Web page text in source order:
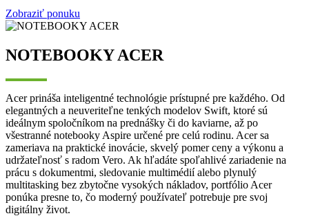
Zobraziť ponuku
NOTEBOOKY ACER
Acer prináša inteligentné technológie prístupné pre každého. Od
elegantných a neuveriteľne tenkých modelov Swift, ktoré sú
ideálnym spoločníkom na prednášky či do kaviarne, až po
všestranné notebooky Aspire určené pre celú rodinu. Acer sa
zameriava na praktické inovácie, skvelý pomer ceny a výkonu a
udržateľnosť s radom Vero. Ak hľadáte spoľahlivé zariadenie na
prácu s dokumentmi, sledovanie multimédií alebo plynulý
multitasking bez zbytočne vysokých nákladov, portfólio Acer
ponúka presne to, čo moderný používateľ potrebuje pre svoj
digitálny život.